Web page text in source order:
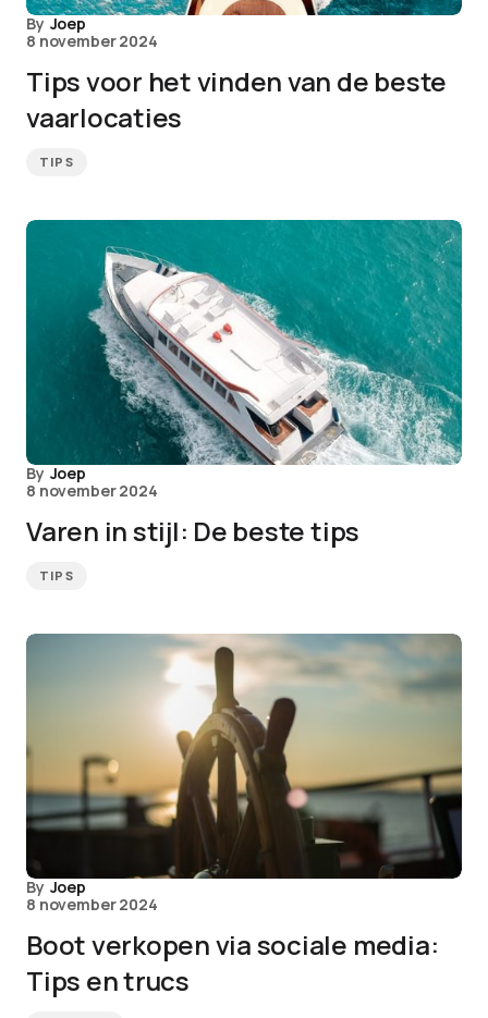
By Joep
8 november 2024
Tips voor het vinden van de beste
vaarlocaties
TIPS
By Joep
8 november 2024
Varen in stijl: De beste tips
TIPS
By Joep
8 november 2024
Boot verkopen via sociale media:
Tips en trucs